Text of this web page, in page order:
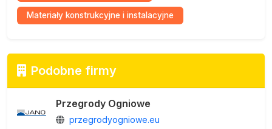
Materiały konstrukcyjne i instalacyjne
Podobne firmy
Przegrody Ogniowe
przegrodyogniowe.eu